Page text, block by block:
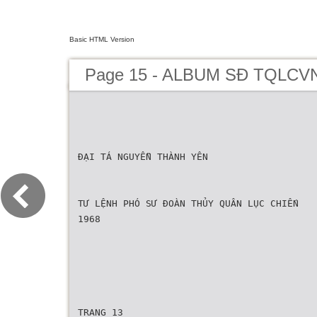
Basic HTML Version
Page 15 - ALBUM SĐ
ĐẠI TÁ NGUYỄN THÀNH YÊN
TƯ LỆNH PHÓ SƯ ĐOÀN THỦY QUÂN LỤC CHIẾN
1968
TRANG 13